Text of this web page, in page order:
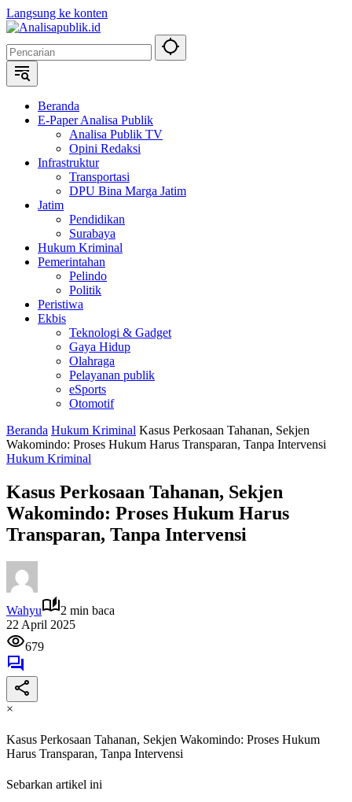
Langsung ke konten
Beranda
E-Paper Analisa Publik
Analisa Publik TV
Opini Redaksi
Infrastruktur
Transportasi
DPU Bina Marga Jatim
Jatim
Pendidikan
Surabaya
Hukum Kriminal
Pemerintahan
Pelindo
Politik
Peristiwa
Ekbis
Teknologi & Gadget
Gaya Hidup
Olahraga
Pelayanan publik
eSports
Otomotif
Beranda Hukum Kriminal Kasus Perkosaan Tahanan, Sekjen
Wakomindo: Proses Hukum Harus Transparan, Tanpa Intervensi
Hukum Kriminal
Kasus Perkosaan Tahanan, Sekjen
Wakomindo: Proses Hukum Harus
Transparan, Tanpa Intervensi
Wahyu
2 min baca
22 April 2025
679
×
Kasus Perkosaan Tahanan, Sekjen Wakomindo: Proses Hukum
Harus Transparan, Tanpa Intervensi
Sebarkan artikel ini